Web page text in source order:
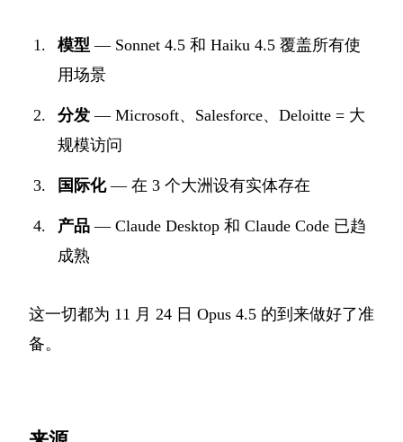
模型 — Sonnet 4.5 和 Haiku 4.5 覆盖所有使
用场景
分发 — Microsoft、Salesforce、Deloitte = 大
规模访问
国际化— 在 3 个大洲设有实体存在
产品 — Claude Desktop 和 Claude Code 已趋
成熟
这一切都为 11 月 24 日 Opus 4.5 的到来做好了准
备。